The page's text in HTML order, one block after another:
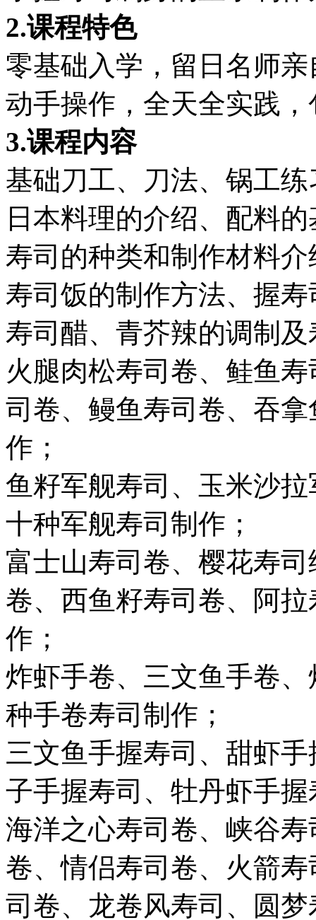
2.课程特色
零基础入学，留日名师
动手操作，全天全实践
3.课程内容
基础刀工、刀法、锅工练
日本料理的介绍、配料
寿司的种类和制作材料介
寿司饭的制作方法、握
寿司醋、青芥辣的调制
火腿肉松寿司卷、鲑鱼
司卷、鳗鱼寿司卷、吞
作；
鱼籽军舰寿司、玉米沙
十种军舰寿司制作；
富士山寿司卷、樱花寿
卷、西鱼籽寿司卷、阿
作；
炸虾手卷、三文鱼手卷
种手卷寿司制作；
三文鱼手握寿司、甜虾
子手握寿司、牡丹虾手
海洋之心寿司卷、峡谷
卷、情侣寿司卷、火箭
司卷、龙卷风寿司、圆